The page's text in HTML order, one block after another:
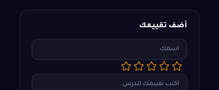
أضف تقييمك